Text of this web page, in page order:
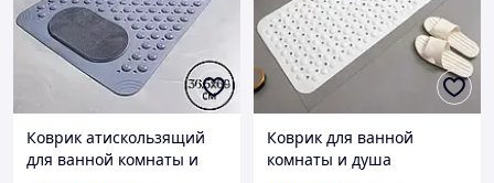
Коврик атискользящий
для ванной комнаты и
Коврик для ванной
комнаты и душа